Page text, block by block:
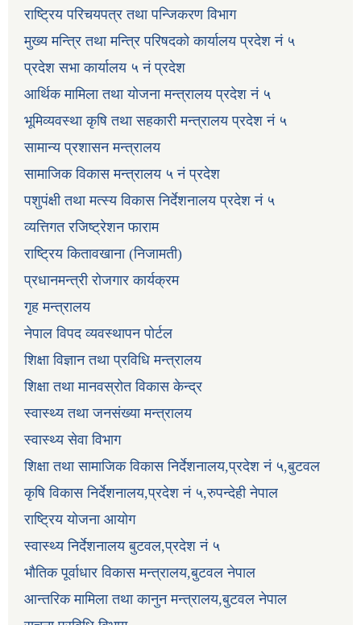
राष्ट्रिय परिचयपत्र तथा पन्जिकरण विभाग
मुख्य मन्त्रि तथा मन्त्रि परिषदको कार्यालय प्रदेश नं ५
प्रदेश सभा कार्यालय ५ नं प्रदेश
आर्थिक मामिला तथा योजना मन्त्रालय प्रदेश नं ५
भूमिव्यवस्था कृषि तथा सहकारी मन्त्रालय प्रदेश नं ५
सामान्य प्रशासन मन्त्रालय
सामाजिक विकास मन्त्रालय ५ नं प्रदेश
पशुपंक्षी तथा मत्स्य विकास निर्देशनालय प्रदेश नं ५
व्यत्तिगत रजिष्ट्रेशन फाराम
राष्ट्रिय कितावखाना (निजामती)
प्रधानमन्त्री रोजगार कार्यक्रम
गृह मन्त्रालय
नेपाल विपद व्यवस्थापन पोर्टल
शिक्षा विज्ञान तथा प्रविधि मन्त्रालय
शिक्षा तथा मानवस्रोत विकास केन्द्र
स्वास्थ्य तथा जनसंख्या मन्त्रालय
स्वास्थ्य सेवा विभाग
शिक्षा तथा सामाजिक विकास निर्देशनालय,प्रदेश नं ५,बुटवल
कृषि विकास निर्देशनालय,प्रदेश नं ५,रुपन्देही नेपाल
राष्ट्रिय योजना आयोग
स्वास्थ्य निर्देशनालय बुटवल,प्रदेश नं ५
भौतिक पूर्वाधार विकास मन्त्रालय,बुटवल नेपाल
आन्तरिक मामिला तथा कानुन मन्त्रालय,बुटवल नेपाल